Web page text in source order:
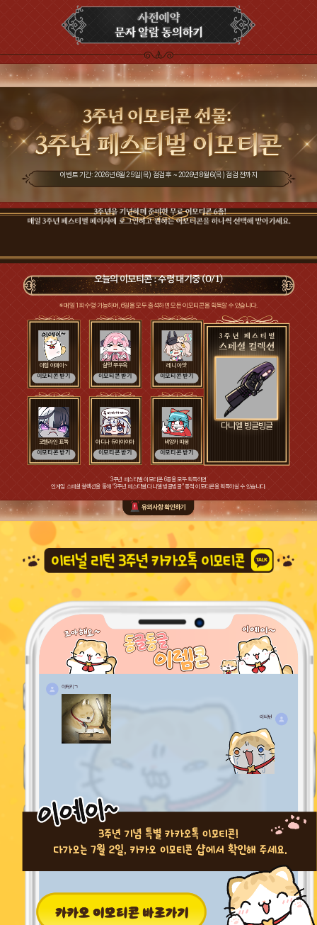
이벤트 기간: 2026년 6월 25일(목) 점검 후 ~ 2026년 8월 6(목) 점검 전까지
오늘의 이모티콘 : 수령 대기중(0/1)
※ 매일 1회 수령 가능하며, 6일을 모두 출석하면 모든 이모티콘을 획득할 수 있습니다.
이렘 이예이~
이모티콘 받기
샬럿 쭈우욱
이모티콘 받기
레니 아얏
이모티콘 받기
코렐라인 표독
이모티콘 받기
아디나 듀아아아아
이모티콘 받기
비앙카 따봉
이모티콘 받기
다니엘 빙글빙글
3주년 페스티벌 이모티콘 6종을 모두 획득하면
인게임 스페셜 컬렉션을 통해 “3주년 페스티벌 다니엘 빙글빙글” 동적 이모티콘을 획득하실 수 있습니다.